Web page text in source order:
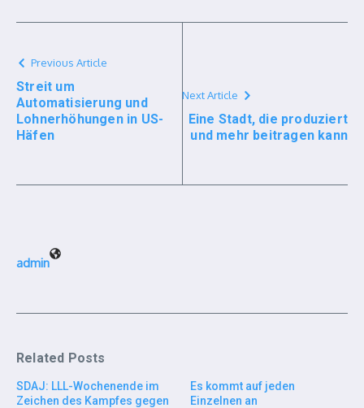
Previous Article
Streit um
Automatisierung und
Lohnerhöhungen in US-
Häfen
Next Article
Eine Stadt, die produziert
und mehr beitragen kann
admin
Related Posts
SDAJ: LLL-Wochenende im
Zeichen des Kampfes gegen
Es kommt auf jeden
Einzelnen an